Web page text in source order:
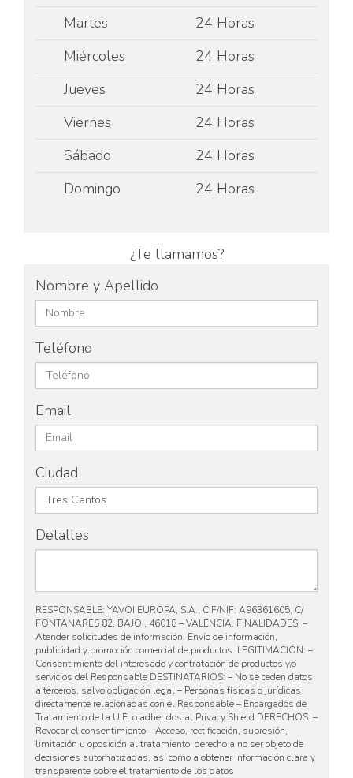
Martes
24 Horas
Miércoles
24 Horas
Jueves
24 Horas
Viernes
24 Horas
Sábado
24 Horas
Domingo
24 Horas
¿Te llamamos?
Nombre y Apellido
Teléfono
Email
Ciudad
Detalles
RESPONSABLE: YAVOI EUROPA, S.A., CIF/NIF: A96361605, C/
FONTANARES 82, BAJO , 46018 – VALENCIA. FINALIDADES: –
Atender solicitudes de información. Envío de información,
publicidad y promoción comercial de productos. LEGITIMACIÓN: –
Consentimiento del interesado y contratación de productos y/o
servicios del Responsable DESTINATARIOS: – No se ceden datos
a terceros, salvo obligación legal – Personas físicas o jurídicas
directamente relacionadas con el Responsable – Encargados de
Tratamiento de la U.E. o adheridos al Privacy Shield DERECHOS: –
Revocar el consentimiento – Acceso, rectificación, supresión,
limitación u oposición al tratamiento, derecho a no ser objeto de
decisiones automatizadas, así como a obtener información clara y
transparente sobre el tratamiento de los datos